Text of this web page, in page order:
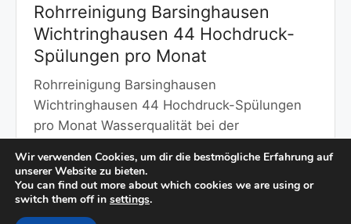
Rohrreinigung Barsinghausen
Wichtringhausen 44 Hochdruck-
Spülungen pro Monat
Rohrreinigung Barsinghausen
Wichtringhausen 44 Hochdruck-Spülungen
pro Monat Wasserqualität bei der
Wichtringhausen Wasserqualität und…
Mehr erfahren →
Wir verwenden Cookies, um dir die bestmögliche Erfahrung auf
unserer Website zu bieten.
You can find out more about which cookies we are using or
switch them off in settings.